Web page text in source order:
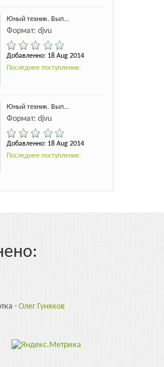
Юный техник. Вып...
Формат: djvu
Добавленно: 18 Aug 2014
Последнее поступление.
Юный техник. Вып...
Формат: djvu
Добавленно: 18 Aug 2014
Последнее поступление.
-Олег Гуняков